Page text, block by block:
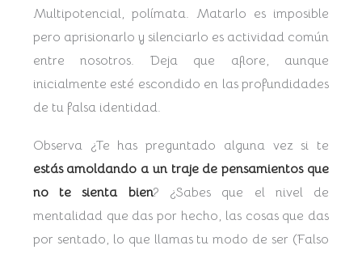
Multipotencial, polímata. Matarlo es imposible
pero aprisionarlo y silenciarlo es actividad común
entre nosotros. Deja que aflore, aunque
inicialmente esté escondido en las profundidades
de tu falsa identidad.
Observa ¿Te has preguntado alguna vez si te
estás amoldando a un traje de pensamientos que
no te sienta bien? ¿Sabes que el nivel de
mentalidad que das por hecho, las cosas que das
por sentado, lo que llamas tu modo de ser (Falso